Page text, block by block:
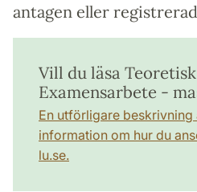
antagen eller
Vill du läsa
Examensarbete -
En utförligare
information om hur du
lu.se.